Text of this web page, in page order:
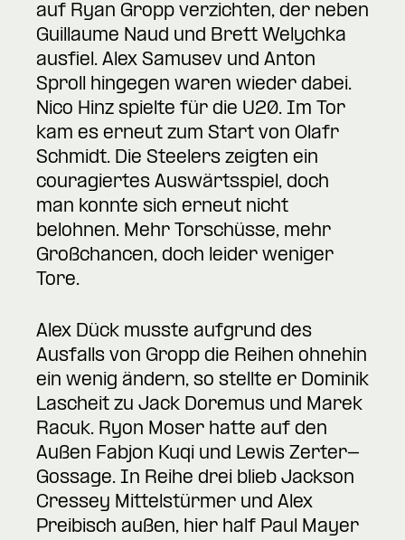
auf Ryan Gropp verzichten, der neben
Guillaume Naud und Brett Welychka
ausfiel. Alex Samusev und Anton
Sproll hingegen waren wieder dabei.
Nico Hinz spielte für die U20. Im Tor
kam es erneut zum Start von Olafr
Schmidt. Die Steelers zeigten ein
couragiertes Auswärtsspiel, doch
man konnte sich erneut nicht
belohnen. Mehr Torschüsse, mehr
Großchancen, doch leider weniger
Tore.
Alex Dück musste aufgrund des
Ausfalls von Gropp die Reihen ohnehin
ein wenig ändern, so stellte er Dominik
Lascheit zu Jack Doremus und Marek
Racuk. Ryon Moser hatte auf den
Außen Fabjon Kuqi und Lewis Zerter-
Gossage. In Reihe drei blieb Jackson
Cressey Mittelstürmer und Alex
Preibisch außen, hier half Paul Mayer